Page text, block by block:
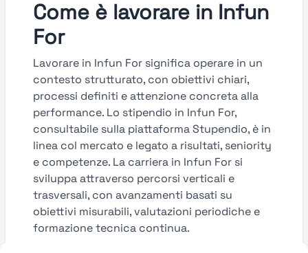
Come è lavorare in Infun
For
Lavorare in Infun For significa operare in un
contesto strutturato, con obiettivi chiari,
processi definiti e attenzione concreta alla
performance. Lo stipendio in Infun For,
consultabile sulla piattaforma Stupendio, è in
linea col mercato e legato a risultati, seniority
e competenze. La carriera in Infun For si
sviluppa attraverso percorsi verticali e
trasversali, con avanzamenti basati su
obiettivi misurabili, valutazioni periodiche e
formazione tecnica continua.